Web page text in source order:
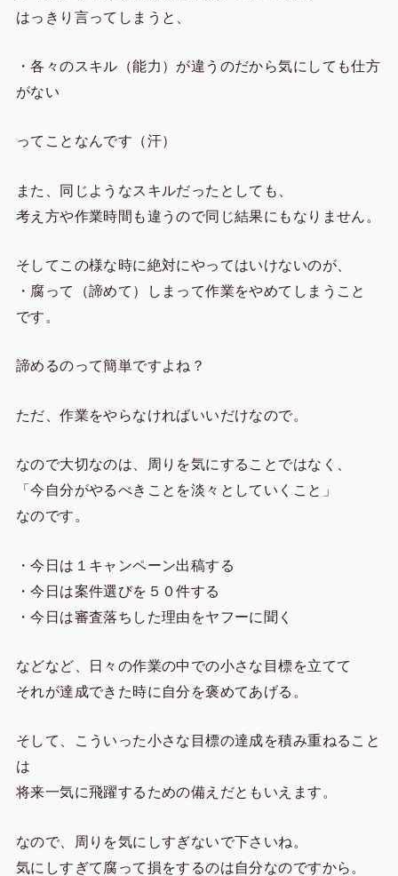
はっきり言ってしまうと、
・各々のスキル（能力）が違うのだから気にしても仕方
がない
ってことなんです（汗）
また、同じようなスキルだったとしても、
考え方や作業時間も違うので同じ結果にもなりません。
そしてこの様な時に絶対にやってはいけないのが、
・腐って（諦めて）しまって作業をやめてしまうこと
です。
諦めるのって簡単ですよね？
ただ、作業をやらなければいいだけなので。
なので大切なのは、周りを気にすることではなく、
「今自分がやるべきことを淡々としていくこと」
なのです。
・今日は１キャンペーン出稿する
・今日は案件選びを５０件する
・今日は審査落ちした理由をヤフーに聞く
などなど、日々の作業の中での小さな目標を立てて
それが達成できた時に自分を褒めてあげる。
そして、こういった小さな目標の達成を積み重ねること
は
将来一気に飛躍するための備えだともいえます。
なので、周りを気にしすぎないで下さいね。
気にしすぎて腐って損をするのは自分なのですから。